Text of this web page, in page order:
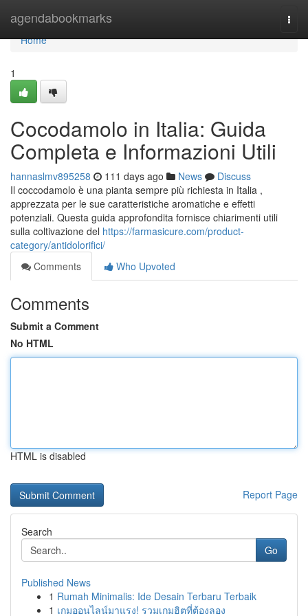
agendabookmarks
Home
Home
1
Cocodamolo in Italia: Guida
Completa e Informazioni Utili
hannaslmv895258 111 days ago News
Discuss
Il coccodamolo è una pianta sempre più richiesta in Italia ,
apprezzata per le sue caratteristiche aromatiche e effetti
potenziali. Questa guida approfondita fornisce chiarimenti utili
sulla coltivazione del https://farmasicure.com/product-
category/antidolorifici/
Comments
Who Upvoted
Comments
Submit a Comment
No HTML
HTML is disabled
Report Page
Search
Go
Published News
1 Rumah Minimalis: Ide Desain Terbaru Terbaik
1 เกมออนไลน์มาแรง! รวมเกมฮิตที่ต้องลอง